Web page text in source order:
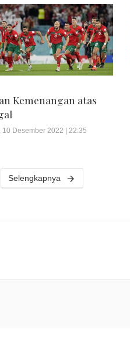
Kemenangan atas
10 Desember 2022 | 22:35
Selengkapnya